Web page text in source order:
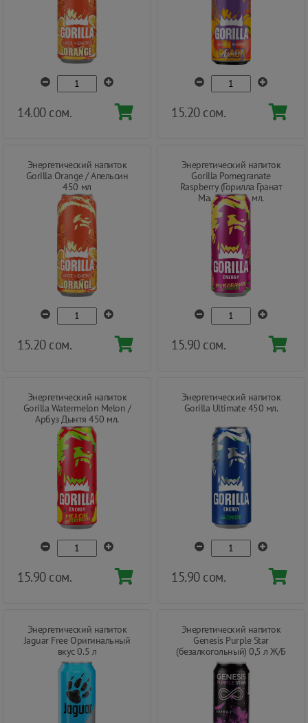
14.00 сом. 15.20 сом.
Энергетический напиток
Gorilla Orange / Апельсин
450 мл
15.20 сом.
Энергетический напиток
Gorilla Pomegranate
Raspberry (Горилла Гранат
Малина) 450 мл.
15.90 сом.
Энергетический напиток
Gorilla Watermelon Melon /
Арбуз Дынтя 450 мл.
15.90 сом.
Энергетический напиток
Gorilla Ultimate 450 мл.
15.90 сом.
Энергетический напиток
Jaguar Free Оригинальный
вкус 0.5 л
Энергетический напиток
Genesis Purple Star
(безалкогольный) 0,5 л Ж/Б